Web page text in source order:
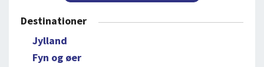
Destinationer
Jylland
Fyn og øer